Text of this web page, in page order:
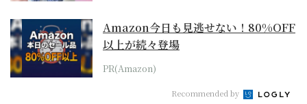
Amazon今日も見逃せない！80%OFF
以上が続々登場
PR(Amazon)
Recommended by